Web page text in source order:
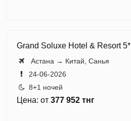
Grand Soluxe Hotel & Resort 5*
️ Астана → Китай, Санья
24-06-2026
8+1 ночей
Цена: от 377 952 тнг